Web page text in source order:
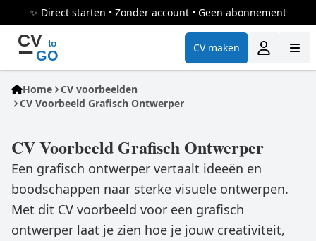
✨ Direct starten • Zonder account • Geen abonnement
CV maken
Home
CV voorbeelden
CV Voorbeeld Grafisch Ontwerper
CV Voorbeeld Grafisch Ontwerper
Een grafisch ontwerper vertaalt ideeën en
boodschappen naar sterke visuele ontwerpen.
Met dit CV voorbeeld voor een grafisch
ontwerper laat je zien hoe je jouw creativiteit,